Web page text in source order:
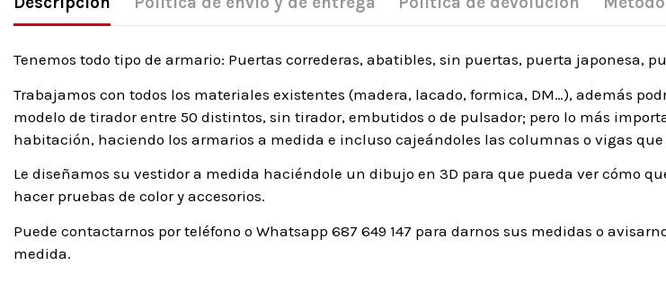
Tenemos todo tipo de armario: Puertas correderas, abatibles, sin puertas, puerta japonesa,
Trabajamos con todos los materiales existentes (madera, lacado, formica, DM…), además
modelo de tirador entre 50 distintos, sin tirador, embutidos o de pulsador; pero lo más
habitación, haciendo los armarios a medida e incluso cajeándoles las columnas o vigas
Le diseñamos su vestidor a medida haciéndole un dibujo en 3D para que pueda ver cómo
hacer pruebas de color y accesorios.
Puede contactarnos por teléfono o Whatsapp 687 649 147 para darnos sus medidas o
medida.